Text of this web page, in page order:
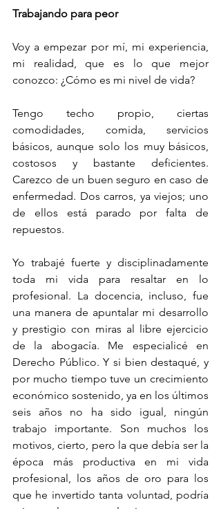
Trabajando para peor
Voy a empezar por mí, mi experiencia,
mi realidad, que es lo que mejor
conozco: ¿Cómo es mi nivel de vida?
Tengo techo propio, ciertas
comodidades, comida, servicios
básicos, aunque solo los muy básicos,
costosos y bastante deficientes.
Carezco de un buen seguro en caso de
enfermedad. Dos carros, ya viejos; uno
de ellos está parado por falta de
repuestos.
Yo trabajé fuerte y disciplinadamente
toda mi vida para resaltar en lo
profesional. La docencia, incluso, fue
una manera de apuntalar mi desarrollo
y prestigio con miras al libre ejercicio
de la abogacía. Me especialicé en
Derecho Público. Y si bien destaqué, y
por mucho tiempo tuve un crecimiento
económico sostenido, ya en los últimos
seis años no ha sido igual, ningún
trabajo importante. Son muchos los
motivos, cierto, pero la que debía ser la
época más productiva en mi vida
profesional, los años de oro para los
que he invertido tanta voluntad, podría